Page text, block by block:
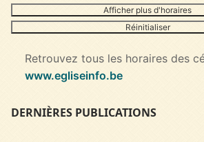
Afficher plus d'horaires
Réinitialiser
Retrouvez tous les horaires des
www.egliseinfo.be
DERNIÈRES PUBLICATIONS